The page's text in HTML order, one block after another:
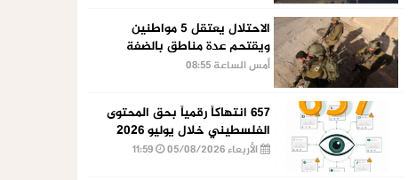
الاحتلال يعتقل 5 مواطنين
ويقتحم عدة مناطق بالضفة
أمس الساعة 08:55
657 انتهاكاً رقمياً بحق المحتوى
الفلسطيني خلال يوليو 2026
الأربعاء 05/08/2026